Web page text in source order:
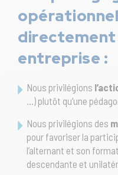
directement
entreprise :
Nous privilégions
…) plutôt qu’une
Nous privilégions des
pour favoriser la
l’alternant et son
descendante et